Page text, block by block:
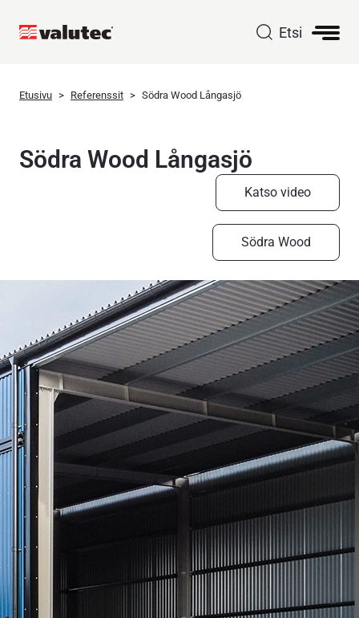
Etsi
Etusivu Referenssit Södra Wood Långasjö
Södra Wood Långasjö
Katso video
Södra Wood